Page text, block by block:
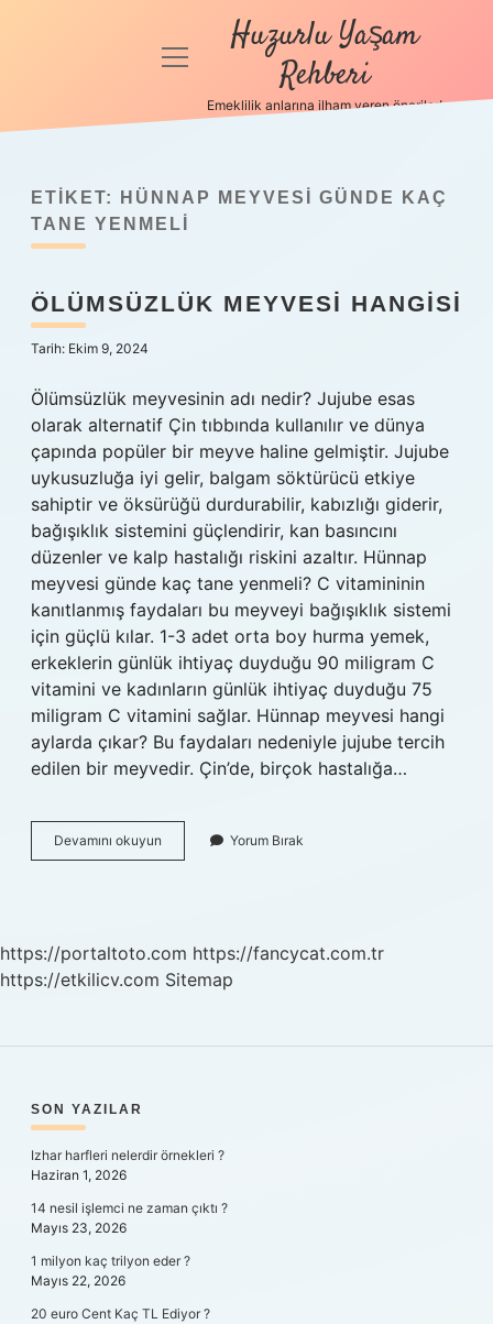
Anasayfa
Politikası
Yasal Uyarı
Hakkımızda
menüyü
Huzurlu Yaşam
Rehberi
Emeklilik anlarına ilham veren öneriler!
ETIKET:
HÜNNAP MEYVESI GÜNDE KAÇ
TANE YENMELI
ÖLÜMSÜZLÜK MEYVESI HANGISI
Tarih: Ekim 9, 2024
Ölümsüzlük meyvesinin adı nedir? Jujube esas
olarak alternatif Çin tıbbında kullanılır ve dünya
çapında popüler bir meyve haline gelmiştir. Jujube
uykusuzluğa iyi gelir, balgam söktürücü etkiye
sahiptir ve öksürüğü durdurabilir, kabızlığı giderir,
bağışıklık sistemini güçlendirir, kan basıncını
düzenler ve kalp hastalığı riskini azaltır. Hünnap
meyvesi günde kaç tane yenmeli? C vitamininin
kanıtlanmış faydaları bu meyveyi bağışıklık sistemi
için güçlü kılar. 1-3 adet orta boy hurma yemek,
erkeklerin günlük ihtiyaç duyduğu 90 miligram C
vitamini ve kadınların günlük ihtiyaç duyduğu 75
miligram C vitamini sağlar. Hünnap meyvesi hangi
aylarda çıkar? Bu faydaları nedeniyle jujube tercih
edilen bir meyvedir. Çin’de, birçok hastalığa…
Devamını okuyun Ölümsüzlük
Meyvesi
Yorum Bırak
https://portaltoto.com https://fancycat.com.tr
https://etkilicv.com Sitemap
SIDEBAR
SON YAZILAR
Izhar harfleri nelerdir örnekleri ?
Haziran 1, 2026
14 nesil işlemci ne zaman çıktı ?
Mayıs 23, 2026
1 milyon kaç trilyon eder ?
Mayıs 22, 2026
20 euro Cent Kaç TL Ediyor ?